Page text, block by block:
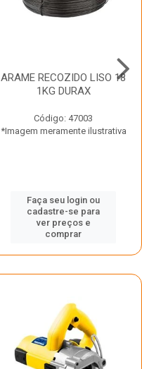
ARAME RECOZIDO LISO 18
1KG DURAX
Código: 47003
*Imagem meramente ilustrativa
Faça seu login ou
cadastre-se para
ver preços e
comprar